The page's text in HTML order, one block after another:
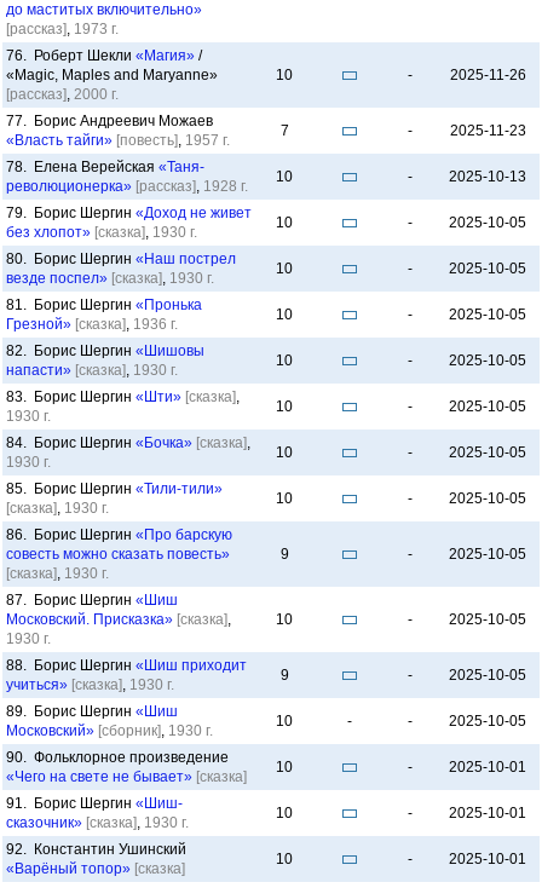
до маститых включительно»
[рассказ], 1973 г.
76. Роберт Шекли «Магия» /
«Magic, Maples and Maryanne»
[рассказ], 2000 г.
10 - 2025-11-26
77. Борис Андреевич Можаев
«Власть тайги» [повесть], 1957 г.
7 - 2025-11-23
78. Елена Верейская «Таня-
революционерка» [рассказ], 1928 г.
10 - 2025-10-13
79. Борис Шергин «Доход не живет
без хлопот» [сказка], 1930 г.
10 - 2025-10-05
80. Борис Шергин «Наш пострел
везде поспел» [сказка], 1930 г.
10 - 2025-10-05
81. Борис Шергин «Пронька
Грезной» [сказка], 1936 г.
10 - 2025-10-05
82. Борис Шергин «Шишовы
напасти» [сказка], 1930 г.
10 - 2025-10-05
83. Борис Шергин «Шти» [сказка],
1930 г.
10 - 2025-10-05
84. Борис Шергин «Бочка» [сказка],
1930 г.
10 - 2025-10-05
85. Борис Шергин «Тили-тили»
[сказка], 1930 г.
10 - 2025-10-05
86. Борис Шергин «Про барскую
совесть можно сказать повесть»
[сказка], 1930 г.
9 - 2025-10-05
87. Борис Шергин «Шиш
Московский. Присказка» [сказка],
1930 г.
10 - 2025-10-05
88. Борис Шергин «Шиш приходит
учиться» [сказка], 1930 г.
9 - 2025-10-05
89. Борис Шергин «Шиш
Московский» [сборник], 1930 г.
10 - - 2025-10-05
90. Фольклорное произведение
«Чего на свете не бывает» [сказка]
10 - 2025-10-01
91. Борис Шергин «Шиш-
сказочник» [сказка], 1930 г.
10 - 2025-10-01
92. Константин Ушинский
«Варёный топор» [сказка]
10 - 2025-10-01